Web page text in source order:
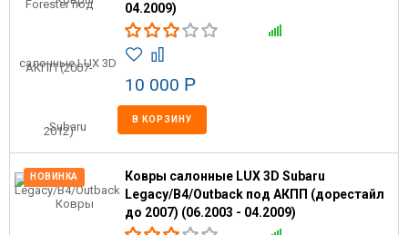
04.2009)
10 000 Р
В КОРЗИНУ
НОВИНКА
Ковры салонные LUX 3D Subaru
Legacy/B4/Outback под АКПП (дорестайл
до 2007) (06.2003 - 04.2009)